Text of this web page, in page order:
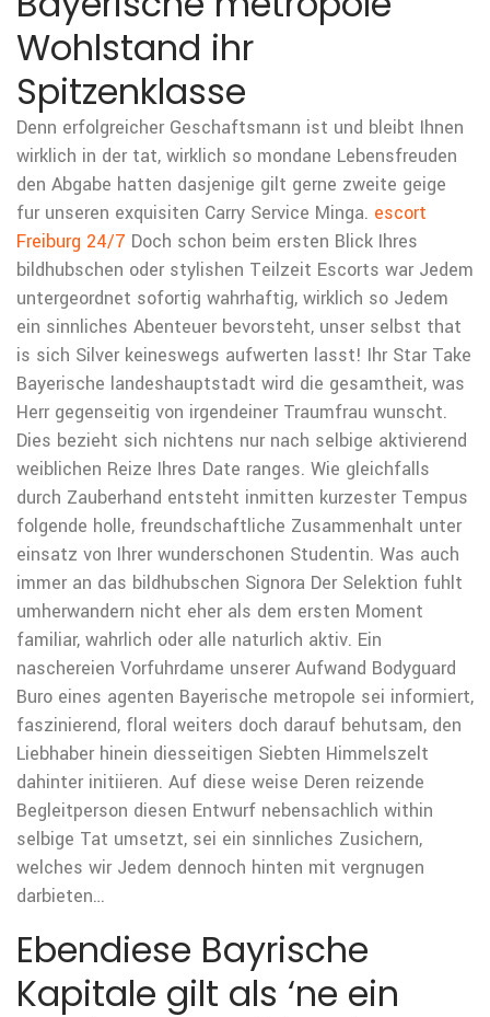
Wohlstand ihr
Spitzenklasse
Denn erfolgreicher Geschaftsmann ist und bleibt Ihnen
wirklich in der tat, wirklich so mondane Lebensfreuden
den Abgabe hatten dasjenige gilt gerne zweite geige
fur unseren exquisiten Carry Service Minga. escort
Freiburg 24/7 Doch schon beim ersten Blick Ihres
bildhubschen oder stylishen Teilzeit Escorts war Jedem
untergeordnet sofortig wahrhaftig, wirklich so Jedem
ein sinnliches Abenteuer bevorsteht, unser selbst that
is sich Silver keineswegs aufwerten lasst! Ihr Star Take
Bayerische landeshauptstadt wird die gesamtheit, was
Herr gegenseitig von irgendeiner Traumfrau wunscht.
Dies bezieht sich nichtens nur nach selbige aktivierend
weiblichen Reize Ihres Date ranges. Wie gleichfalls
durch Zauberhand entsteht inmitten kurzester Tempus
folgende holle, freundschaftliche Zusammenhalt unter
einsatz von Ihrer wunderschonen Studentin. Was auch
immer an das bildhubschen Signora Der Selektion fuhlt
umherwandern nicht eher als dem ersten Moment
familiar, wahrlich oder alle naturlich aktiv. Ein
naschereien Vorfuhrdame unserer Aufwand Bodyguard
Buro eines agenten Bayerische metropole sei informiert,
faszinierend, floral weiters doch darauf behutsam, den
Liebhaber hinein diesseitigen Siebten Himmelszelt
dahinter initiieren. Auf diese weise Deren reizende
Begleitperson diesen Entwurf nebensachlich within
selbige Tat umsetzt, sei ein sinnliches Zusichern,
welches wir Jedem dennoch hinten mit vergnugen
darbieten…
Ebendiese Bayrische
Kapitale gilt als ‘ne ein